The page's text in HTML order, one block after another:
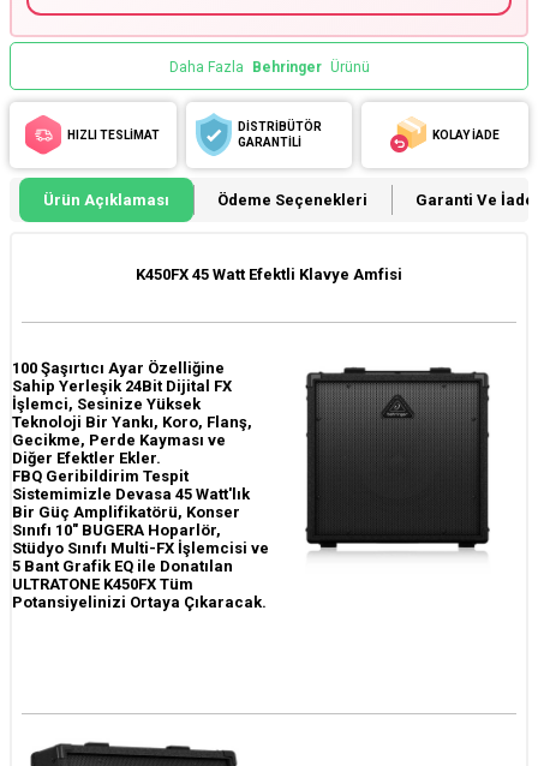
Daha Fazla Behringer Ürünü
HIZLI TESLİMAT
DİSTRİBÜTÖR
GARANTİLİ
KOLAY İADE
Ürün Açıklaması Ödeme Seçenekleri Garanti Ve İade
K450FX 45 Watt Efektli Klavye Amfisi
100 Şaşırtıcı Ayar Özelliğine
Sahip Yerleşik 24Bit Dijital FX
İşlemci, Sesinize Yüksek
Teknoloji Bir Yankı, Koro, Flanş,
Gecikme, Perde Kayması ve
Diğer Efektler Ekler.
FBQ Geribildirim Tespit
Sistemimizle Devasa 45 Watt'lık
Bir Güç Amplifikatörü, Konser
Sınıfı 10" BUGERA Hoparlör,
Stüdyo Sınıfı Multi-FX İşlemcisi ve
5 Bant Grafik EQ ile Donatılan
ULTRATONE K450FX Tüm
Potansiyelinizi Ortaya Çıkaracak.